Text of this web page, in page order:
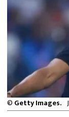
FÓRMULA 1
BOXEO
LIGA MX
NFL
© Getty Images.